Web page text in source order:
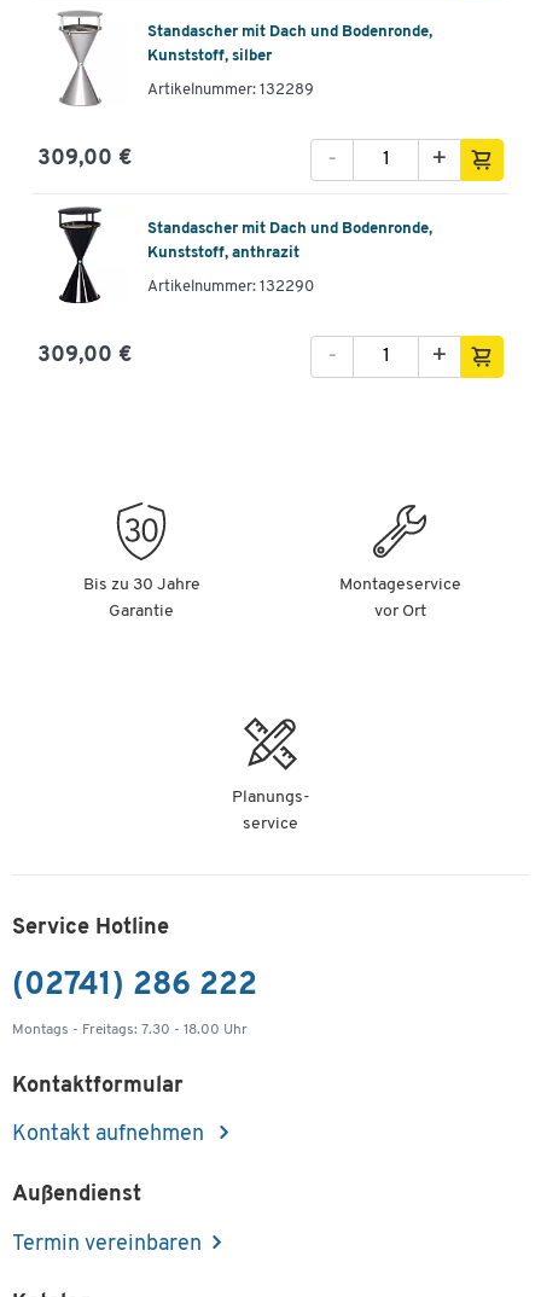
Standascher mit Dach und Bodenronde,
Kunststoff, silber
Artikelnummer: 132289
309,00 € +
-
Standascher mit Dach und Bodenronde,
Kunststoff, anthrazit
Artikelnummer: 132290
309,00 € +
-
Bis zu 30 Jahre
Garantie
Montageservice
vor Ort
Planungs-
service
Service Hotline
(02741) 286 222
Montags - Freitags: 7.30 - 18.00 Uhr
Kontaktformular
Kontakt aufnehmen
Außendienst
Termin vereinbaren